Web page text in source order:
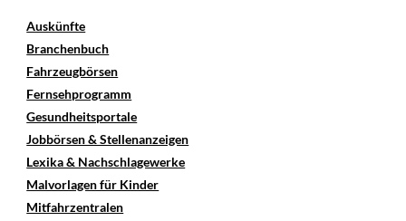
Auskünfte
Branchenbuch
Fahrzeugbörsen
Fernsehprogramm
Gesundheitsportale
Jobbörsen & Stellenanzeigen
Lexika & Nachschlagewerke
Malvorlagen für Kinder
Mitfahrzentralen